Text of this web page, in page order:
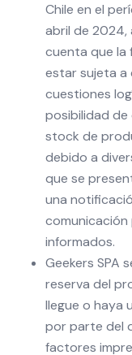
Chile en el
abril de 2024,
cuenta que la
estar sujeta a
cuestiones
posibilidad
stock de
debido a
que se
una
comunicación
informados.
Geekers SPA
reserva del
llegue o haya
por parte del
factores